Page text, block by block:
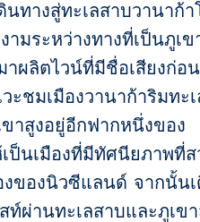
เลสาบวานาก้าโ
มระหว่างทางที่เป็นภูเข
ผลิตไวน์ที่มีชื่อเสียงก่อ
ะชมเมืองวานาก้าริมทะ
าสูงอยู่อีกฟากหนึ่งของ
ป็นเมืองที่มีทัศนียภาพที่ส
งของนิวซีแลนด์ จากนั้น
ท์ผ่านทะเลสาบและภูเข